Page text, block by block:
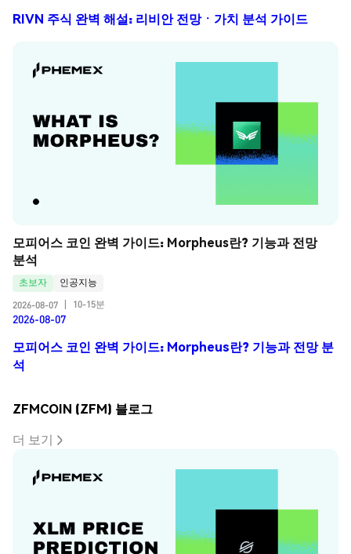
RIVN 주식 완벽 해설: 리비안 전망ㆍ가치 분석 가이드
모피어스 코인 완벽 가이드: Morpheus란? 기능과 전망
분석
초보자
인공지능
2026-08-07
10-15분
2026-08-07
모피어스 코인 완벽 가이드: Morpheus란? 기능과 전망 분
석
ZFMCOIN (ZFM) 블로그
더 보기